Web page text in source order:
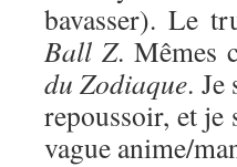
bavasser). Le
Ball Z. Mêmes
du Zodiaque.
repoussoir, et je
vague anime/